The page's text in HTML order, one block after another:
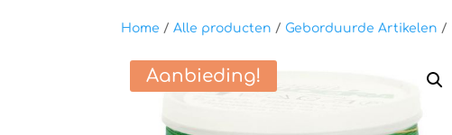
Home /Alle producten / Geborduurde Artikelen /
Aanbieding!